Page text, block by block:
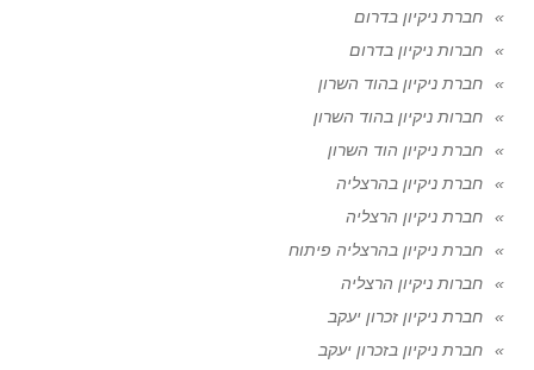
חברת ניקיון בדרום
חברות ניקיון בדרום
חברת ניקיון בהוד השרון
חברות ניקיון בהוד השרון
חברת ניקיון הוד השרון
חברת ניקיון בהרצליה
חברת ניקיון הרצליה
חברת ניקיון בהרצליה פיתוח
חברות ניקיון הרצליה
חברת ניקיון זכרון יעקב
חברת ניקיון בזכרון יעקב